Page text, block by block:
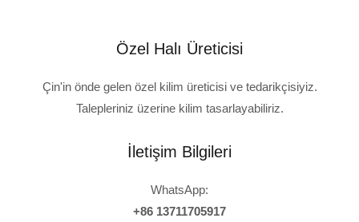
Özel Halı Üreticisi
Çin'in önde gelen özel kilim üreticisi ve tedarikçisiyiz.
Talepleriniz üzerine kilim tasarlayabiliriz.
İletişim Bilgileri
WhatsApp:
+86 13711705917